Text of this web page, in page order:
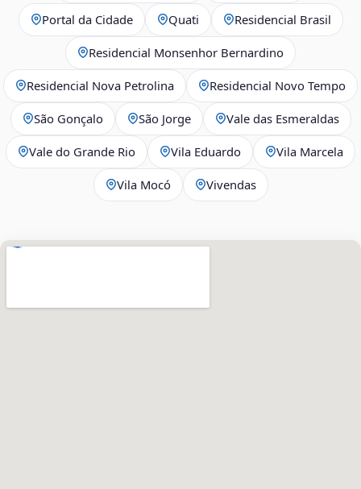
Portal da Cidade Quati Residencial Brasil
Residencial Monsenhor Bernardino
Residencial Nova Petrolina Residencial Novo Tempo
São Gonçalo São Jorge Vale das Esmeraldas
Vale do Grande Rio Vila Eduardo Vila Marcela
Vila Mocó Vivendas